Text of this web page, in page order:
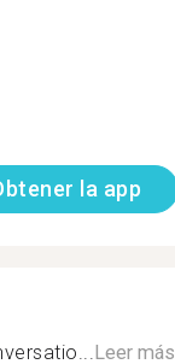
la app
Leer más